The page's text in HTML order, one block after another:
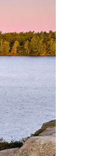
tikken of swipen.